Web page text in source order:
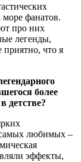
фанатов.
про них
легенды,
что я
более
детстве?
любимых –
эффекты,